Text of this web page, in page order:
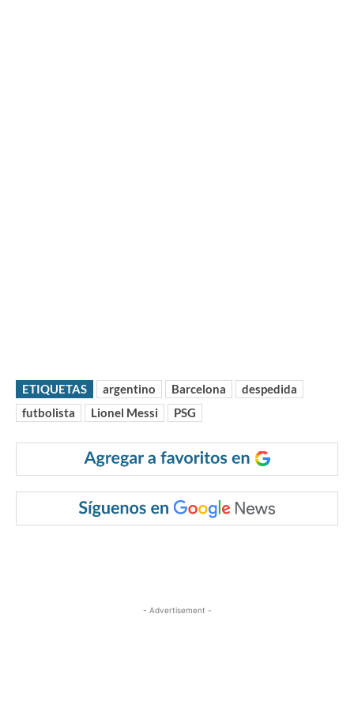
ETIQUETAS argentino Barcelona
despedida
futbolista
Lionel Messi PSG
- Advertisement -